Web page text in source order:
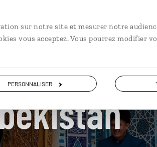
sur notre site et mesurer notre
vous acceptez. Vous pourrez modifier
PERSONNALISER
7 idées de voyage